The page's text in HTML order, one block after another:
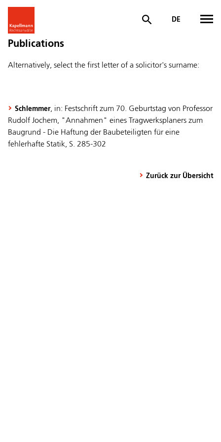
DE
Publications
Alternatively, select the first letter of a solicitor's surname:
Schlemmer, in: Festschrift zum 70. Geburtstag von Professor
Rudolf Jochem, "Annahmen" eines Tragwerksplaners zum
Baugrund - Die Haftung der Baubeteiligten für eine
fehlerhafte Statik, S. 285-302
Zurück zur Übersicht